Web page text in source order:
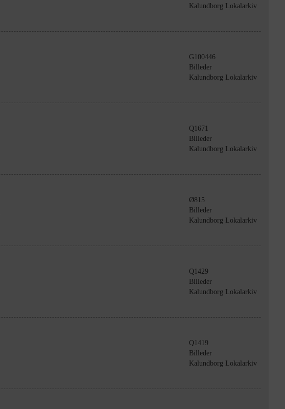
Kalundborg Lokalarkiv
G100446
Billeder
Kalundborg Lokalarkiv
Q1671
Billeder
Kalundborg Lokalarkiv
Ø815
Billeder
Kalundborg Lokalarkiv
Q1429
Billeder
Kalundborg Lokalarkiv
Q1419
Billeder
Kalundborg Lokalarkiv